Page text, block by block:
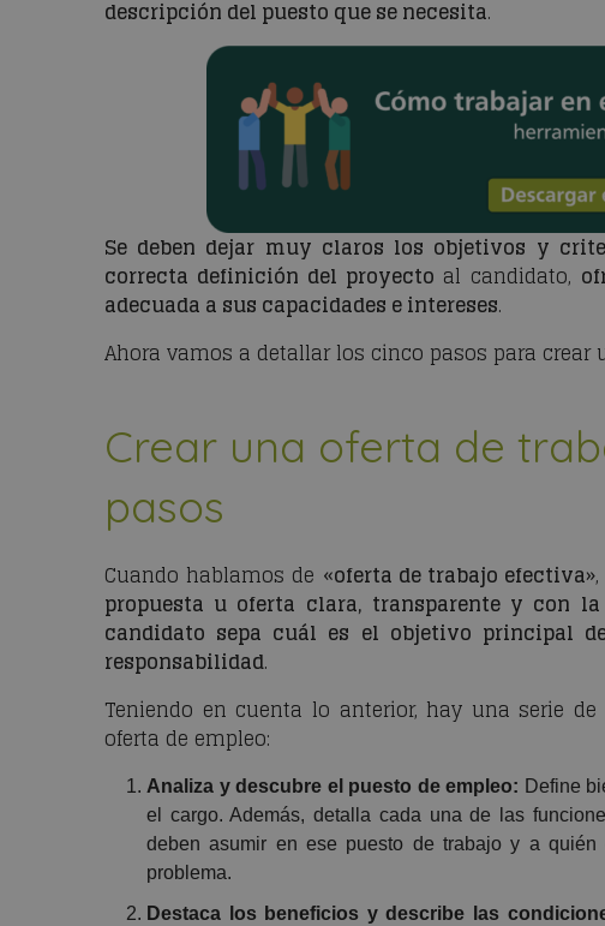
descripción del puesto que se necesita.
Se deben dejar muy claros los objetivos y
correcta definición del proyecto al candidato,
adecuada a sus capacidades e intereses.
Ahora vamos a detallar los cinco pasos para crear
Crear una oferta de
pasos
Cuando hablamos de «oferta de trabajo efectiva
propuesta u oferta clara, transparente y con
candidato sepa cuál es el objetivo principal
responsabilidad.
Teniendo en cuenta lo anterior, hay una serie
oferta de empleo:
Analiza y descubre el puesto de empleo: Define
el cargo. Además, detalla cada una de las
deben asumir en ese puesto de trabajo y a
problema.
Destaca los beneficios y describe las